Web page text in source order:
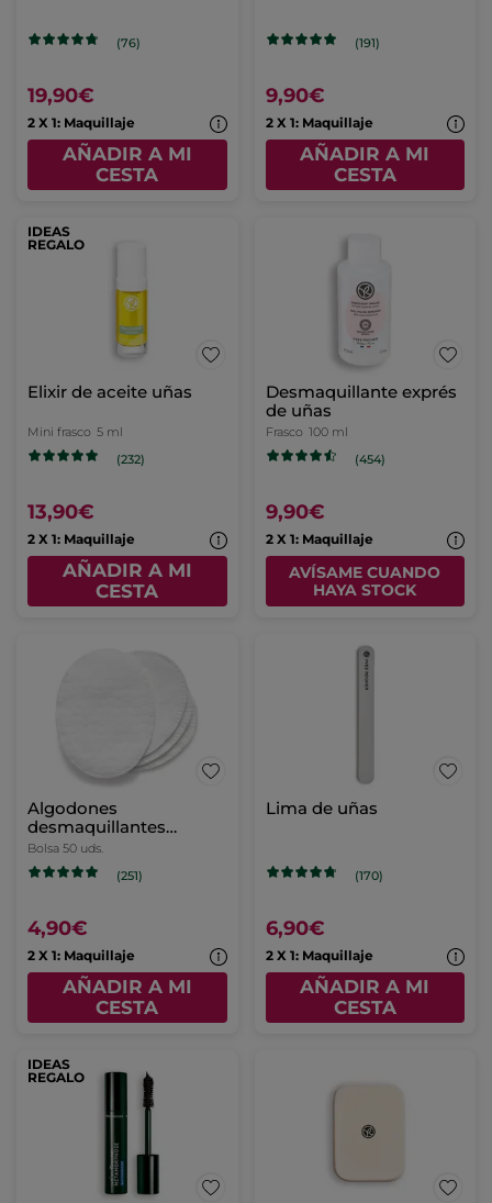
(76)
19,90€
2 X 1: Maquillaje
AÑADIR A MI
CESTA
(191)
9,90€
2 X 1: Maquillaje
AÑADIR A MI
CESTA
IDEAS
REGALO
Elixir de aceite uñas
Mini frasco 5 ml
(232)
13,90€
2 X 1: Maquillaje
AÑADIR A MI
CESTA
Desmaquillante exprés
de uñas
Frasco 100 ml
(454)
9,90€
2 X 1: Maquillaje
AVÍSAME CUANDO
HAYA STOCK
Algodones
desmaquillantes
orgánicos
Bolsa 50 uds.
(251)
4,90€
2 X 1: Maquillaje
AÑADIR A MI
CESTA
Lima de uñas
(170)
6,90€
2 X 1: Maquillaje
AÑADIR A MI
CESTA
IDEAS
REGALO